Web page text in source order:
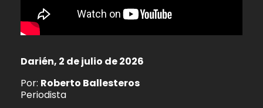
Darién, 2 de julio de 2026
Por: Roberto Ballesteros
Periodista